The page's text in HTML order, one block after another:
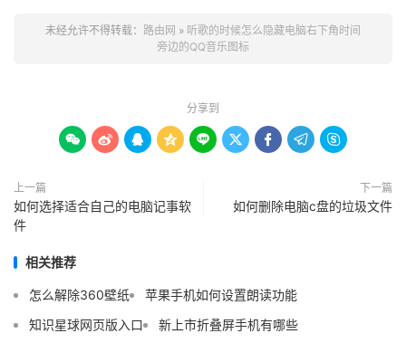
未经允许不得转载： 路由网 » 听歌的时候怎么隐藏电脑右下角时间
旁边的QQ音乐图标
分享到
        
上一篇
如何选择适合自己的电脑记事软
件
下一篇
如何删除电脑c盘的垃圾文件
相关推荐
怎么解除360壁纸
苹果手机如何设置朗读功能
知识星球网页版入口
新上市折叠屏手机有哪些